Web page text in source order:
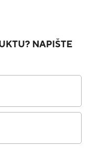
NAPIŠTE